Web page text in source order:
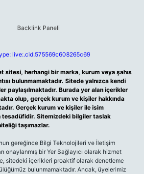
live:.cid.575569c608265c69
sitesi, herhangi bir marka, kurum veya şahıs
bulunmamaktadır. Sitede yalnızca kendi
paylaşılmaktadır. Burada yer alan içerikler
olup, gerçek kurum ve kişiler hakkında
Gerçek kurum ve kişiler ile isim
tesadüfidir. Sitemizdeki bilgiler taslak
taşımazlar.
gereğince Bilgi Teknolojileri ve İletişim
onaylanmış bir Yer Sağlayıcı olarak hizmet
sitedeki içerikleri proaktif olarak denetleme
bulunmamaktadır. Ancak, üyelerimiz